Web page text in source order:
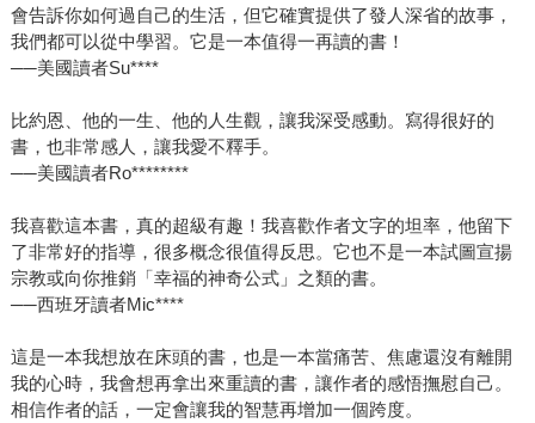
會告訴你如何過自己的生活，但它確實提供了發人深省的故事，
我們都可以從中學習。它是一本值得一再讀的書！
──美國讀者Su****
比約恩、他的一生、他的人生觀，讓我深受感動。寫得很好的
書，也非常感人，讓我愛不釋手。
──美國讀者Ro********
我喜歡這本書，真的超級有趣！我喜歡作者文字的坦率，他留下
了非常好的指導，很多概念很值得反思。它也不是一本試圖宣揚
宗教或向你推銷「幸福的神奇公式」之類的書。
──西班牙讀者Mic****
這是一本我想放在床頭的書，也是一本當痛苦、焦慮還沒有離開
我的心時，我會想再拿出來重讀的書，讓作者的感悟撫慰自己。
相信作者的話，一定會讓我的智慧再增加一個跨度。